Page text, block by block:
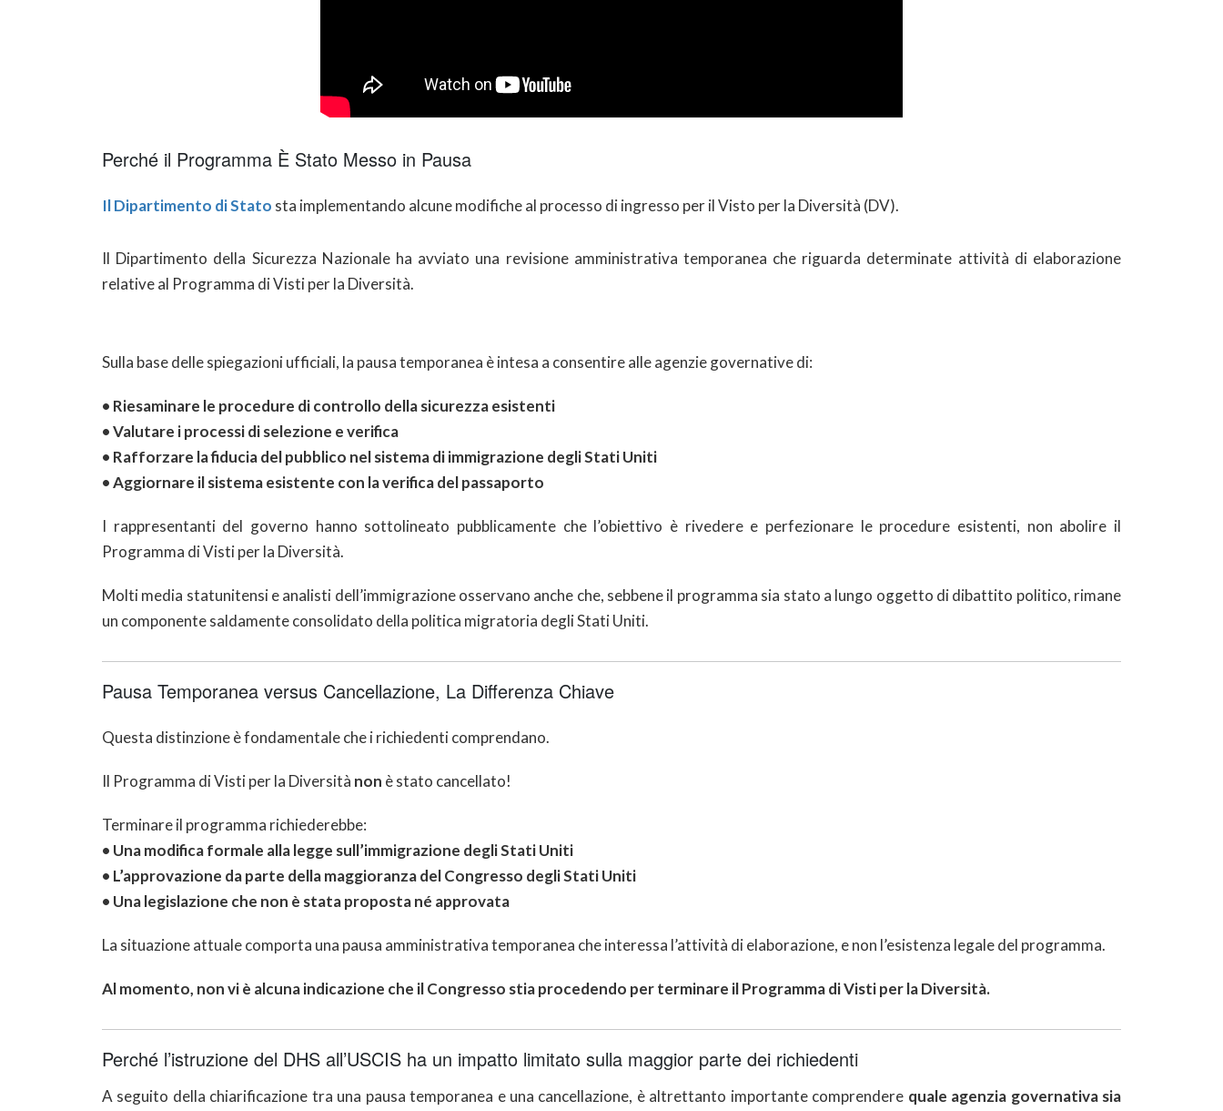
Perché il Programma È Stato Messo in Pausa
Il Dipartimento di Stato sta implementando alcune modifiche al processo di ingresso per il Visto per la Diversità (DV).
Il Dipartimento della Sicurezza Nazionale ha avviato una revisione amministrativa temporanea che riguarda determinate attività di elaborazione
relative al Programma di Visti per la Diversità.
Sulla base delle spiegazioni ufficiali, la pausa temporanea è intesa a consentire alle agenzie governative di:
• Riesaminare le procedure di controllo della sicurezza esistenti
• Valutare i processi di selezione e verifica
• Rafforzare la fiducia del pubblico nel sistema di immigrazione degli Stati Uniti
•Aggiornare il sistema esistente con la verifica del passaporto
I rappresentanti del governo hanno sottolineato pubblicamente che l’obiettivo è rivedere e perfezionare le procedure esistenti, non abolire il
Programma di Visti per la Diversità.
Molti media statunitensi e analisti dell’immigrazione osservano anche che, sebbene il programma sia stato a lungo oggetto di dibattito politico, rimane
un componente saldamente consolidato della politica migratoria degli Stati Uniti.
Pausa Temporanea versus Cancellazione, La Differenza Chiave
Questa distinzione è fondamentale che i richiedenti comprendano.
Il Programma di Visti per la Diversità non è stato cancellato!
Terminare il programma richiederebbe:
• Una modifica formale alla legge sull’immigrazione degli Stati Uniti
• L’approvazione da parte della maggioranza del Congresso degli Stati Uniti
• Una legislazione che non è stata proposta né approvata
La situazione attuale comporta una pausa amministrativa temporanea che interessa l’attività di elaborazione, e non l’esistenza legale del programma.
Al momento, non vi è alcuna indicazione che il Congresso stia procedendo per terminare il Programma di Visti per la Diversità.
Perché l’istruzione del DHS all’USCIS ha un impatto limitato sulla maggior parte dei richiedenti
A seguito della chiarificazione tra una pausa temporanea e una cancellazione, è altrettanto importante comprendere quale agenzia governativa sia